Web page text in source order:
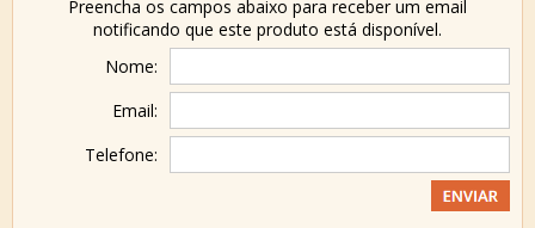
Preencha os campos abaixo para receber um email
notificando que este produto está disponível.
Nome:
Email:
Telefone: